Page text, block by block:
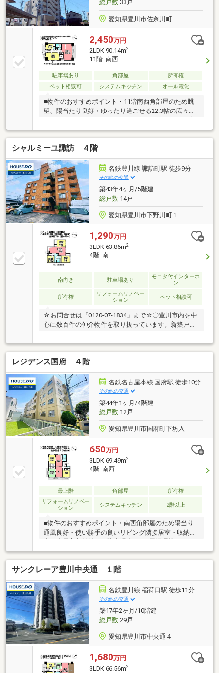
総戸数33戸
愛知県豊川市佐奈川町
2,450万円
2LDK 90.14m2
11階 南西
駐車場あり 角部屋
所有権
ペット相談可
システムキッチン オール電化
■物件のおすすめポイント・11階南西角部屋のため眺
望、陽当たり良好・ゆったり過ごせる22.3帖の広々
可■周辺環境・中部小学校／徒歩2分・南部中学校／徒
歩9分・コープ諏訪／徒歩5分・クックマート諏訪店／
徒歩7分■交通アクセス・名鉄豊川線「諏訪町」駅／徒
歩4分・豊鉄バス「代田橋」停／徒歩2分・県道5号線
（姫街道）アクセス良好お得に買うなら《ハウスド
ゥ！豊川八幡》お家の購入・売却・ローン相談、何で
もお任せください♪【対応言語：英語 ／ポルトガル
語】（language：English／Portuguese）
シャルミーユ諏訪 ４階
名鉄豊川線 諏訪町駅 徒歩9分
その他の交通
築43年4ヶ月/5階建
総戸数14戸
愛知県豊川市下野川町１
1,290万円
3LDK 63.86m2
4階 南
南向き 駐車場あり
モニタ付インターホ
ン
所有権
リフォームリノベー
ション
ペット相談可
☆お問合せは「0120-07-1834」まで☆〇豊川市内を中
心に数百件の仲介物件を取り扱っています。新築戸建
広くご紹介しております。〇住宅ローンの相談も承っ
ております。当社のご成約事例ですが、借入がある
方、自営業の方、転職歴のある方、ローン残債を残し
て購入された方も、おてつだいさせて頂きました。ぜ
ひご相談ください！お得に買うなら《ハウスドゥ！豊
川八幡》お家の購入・売却・ローン相談、何でもお任
せください♪【対応言語：英語 ／ポルトガル語】
（language：English／Portuguese）
レジデンス国府 ４階
名鉄名古屋本線 国府駅 徒歩10分
その他の交通
築44年1ヶ月/4階建
総戸数12戸
愛知県豊川市国府町下坊入
650万円
3LDK 69.49m2
4階 南西
最上階 角部屋
所有権
リフォームリノベー
ション
システムキッチン 2階以上
■物件のおすすめポイント・南西角部屋のため陽当り
通風良好・使い勝手の良いリビング隣接居室・収納充
クマート国府店／徒歩5分・ローソン豊川国府店／徒
歩2分・国府小学校／徒歩9分・西部中学校／徒歩15分
■交通アクセス・名鉄名古屋本線「国府」駅／徒歩10
分・コミュニティバス「クックマート国府店前」停／
徒歩5分・国道1号線アクセス良好お得に買うなら《ハ
ウスドゥ！豊川八幡》お家の購入・売却・ローン相
談、何でもお任せください♪【対応言語：英語 ／ポル
トガル語】（language：English／Portuguese）
サンクレーア豊川中央通 １階
名鉄豊川線 稲荷口駅 徒歩11分
その他の交通
築17年2ヶ月/10階建
総戸数29戸
愛知県豊川市中央通４
1,680万円
3LDK 66.56m2